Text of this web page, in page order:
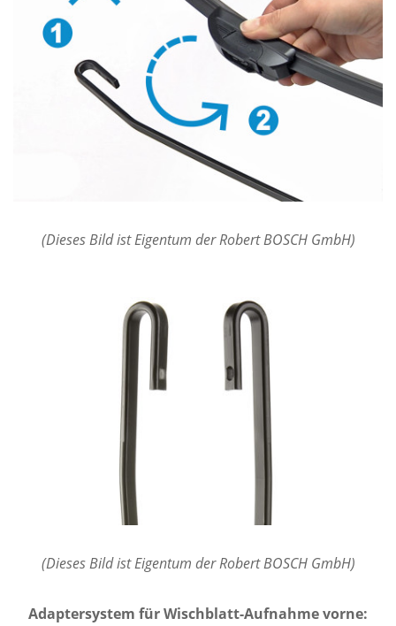
(Dieses Bild ist Eigentum der Robert BOSCH GmbH)
(Dieses Bild ist Eigentum der Robert BOSCH GmbH)
Adaptersystem für Wischblatt-Aufnahme vorne: